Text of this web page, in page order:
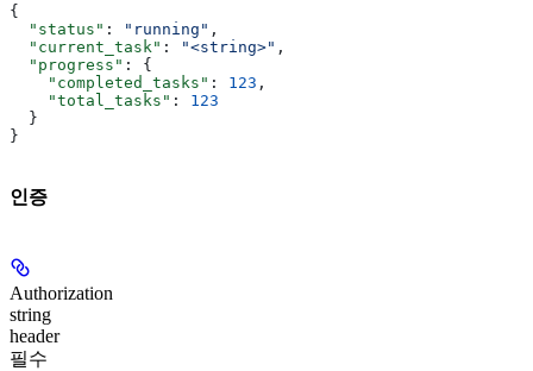
{
  "status"
: "running" ,
  "current_task"
: "<string>" ,
  "progress"
: {
    "completed_tasks"
: 123 ,
    "total_tasks"
: 123
  }
}
인증
Authorization
string
header
필수